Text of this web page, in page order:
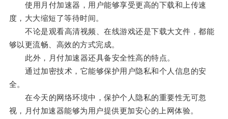
使用月付加速器，用户能够享受更高的下载和上传速
度，大大缩短了等待时间。
不论是观看高清视频、在线游戏还是下载大文件，都能
够以更流畅、高效的方式完成。
此外，月付加速器还具备安全性高的特点。
通过加密技术，它能够保护用户隐私和个人信息的安
全。
在今天的网络环境中，保护个人隐私的重要性无可忽
视，月付加速器能够为用户提供更加安心的上网体验。